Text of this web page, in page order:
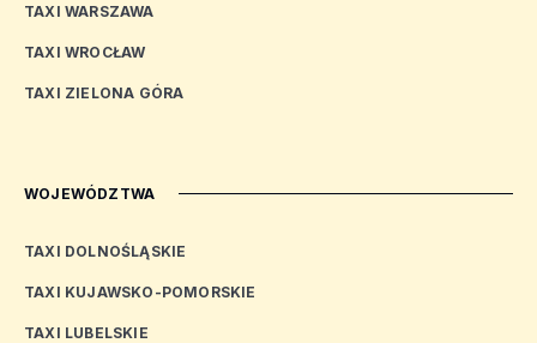
TAXI WARSZAWA
TAXI WROCŁAW
TAXI ZIELONA GÓRA
WOJEWÓDZTWA
TAXI DOLNOŚLĄSKIE
TAXI KUJAWSKO-POMORSKIE
TAXI LUBELSKIE